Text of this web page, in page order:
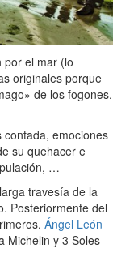
por el mar (lo
originales porque
de los fogones.
emociones
su quehacer e
…
travesía de la
Posteriormente del
Ángel León
Michelin y 3 Soles